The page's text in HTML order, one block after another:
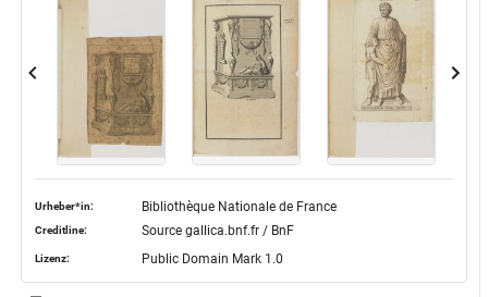
Urheber*in: Bibliothèque Nationale de France
Creditline: Source gallica.bnf.fr / BnF
Lizenz: Public Domain Mark 1.0